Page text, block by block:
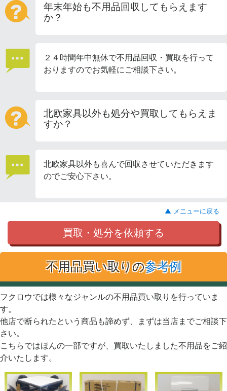
年末年始も不用品回収してもらえます
か？
２４時間年中無休で不用品回収・買取を行って
おりますのでお気軽にご相談下さい。
北欧家具以外も処分や買取してもらえま
すか？
北欧家具以外も喜んで回収させていただきます
のでご安心下さい。
▲ メニューに戻る
買取・処分を依頼する
不用品買い取りの参考例
フクロウでは様々なジャンルの不用品買い取りを行っていま
す。
他店で断られたという商品も諦めず、まずは当店までご相談下
さい。
こちらではほんの一部ですが、買取いたしました不用品をご紹
介いたします。